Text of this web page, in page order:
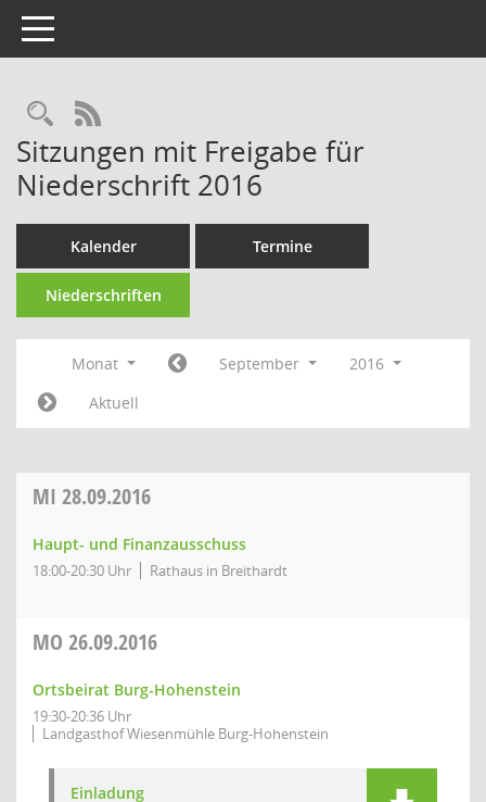
Toggle navigation
Rechercheauswahl
RSS-Feed
Sitzungen mit Freigabe für
Niederschrift 2016
Kalender Termine
Niederschriften
Monat September
2016
Aktuell
MI 28.09.2016
Haupt- und Finanzausschuss
18:00-20:30 Uhr Rathaus in Breithardt
MO 26.09.2016
Ortsbeirat Burg-Hohenstein
19:30-20:36 Uhr
Landgasthof Wiesenmühle Burg-Hohenstein
Einladung